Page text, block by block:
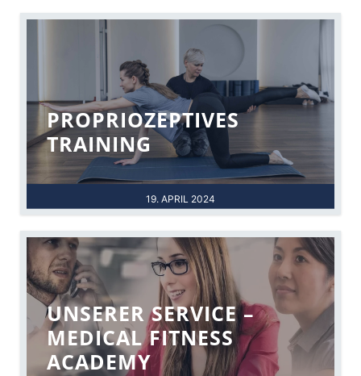
19. APRIL 2024
PROPRIOZEPTIVES
TRAINING
UNSERER SERVICE –
MEDICAL FITNESS
ACADEMY